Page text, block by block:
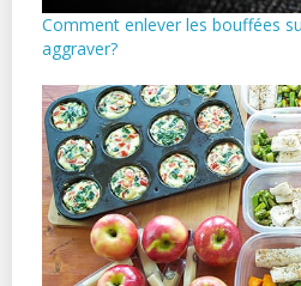
Comment enlever les bouffées
aggraver?